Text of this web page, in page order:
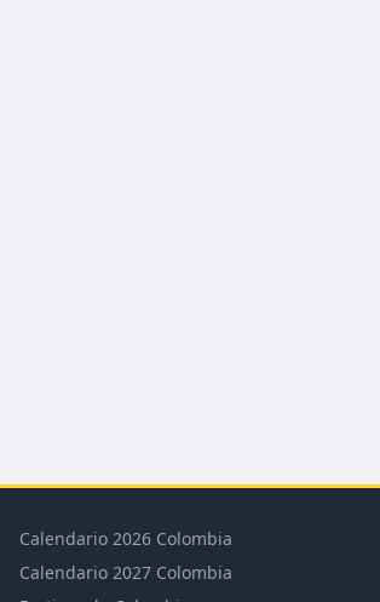
Calendario 2026 Colombia
Calendario 2027 Colombia